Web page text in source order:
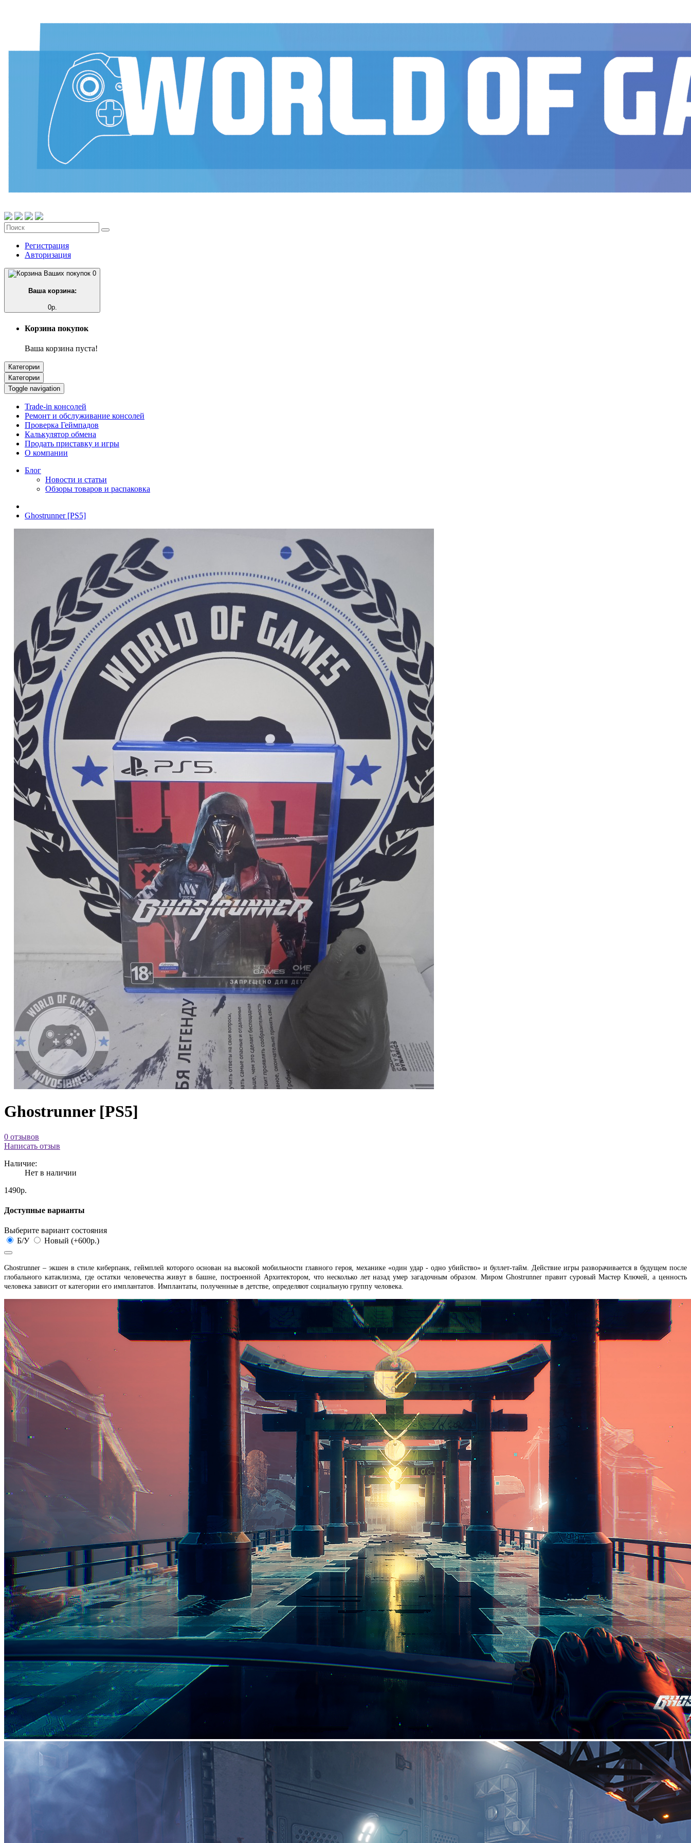
Регистрация
Авторизация
0
Ваша корзина:
0р.
Корзина покупок
Ваша корзина пуста!
Категории
Категории
Toggle navigation
Trade-in консолей
Ремонт и обслуживание консолей
Проверка Геймпадов
Калькулятор обмена
Продать приставку и игры
О компании
Блог
Новости и статьи
Обзоры товаров и распаковка
Ghostrunner [PS5]
Ghostrunner [PS5]
0 отзывов
Написать отзыв
Наличие:
Нет в наличии
1490р.
Доступные варианты
Выберите вариант состояния
Б/У
Новый (+600р.)
Ghostrunner – экшен в стиле киберпанк, геймплей которого основан на высокой мобильности главного героя, механике «один удар - одно убийство» и буллет-тайм. Действие игры разворачивается в будущем после
глобального катаклизма, где остатки человечества живут в башне, построенной Архитектором, что несколько лет назад умер загадочным образом. Миром Ghostrunner правит суровый Мастер Ключей, а ценность
человека зависит от категории его имплантатов. Имплантаты, полученные в детстве, определяют социальную группу человека.